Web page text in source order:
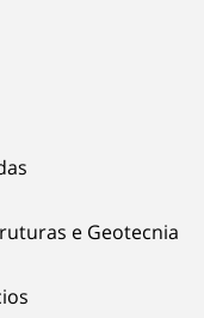
e Geotecnia